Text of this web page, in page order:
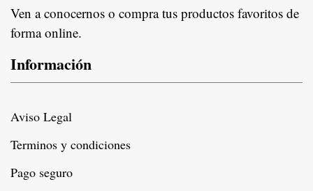
Ven a conocernos o compra tus productos favoritos de
forma online.
Información
Aviso Legal
Terminos y condiciones
Pago seguro